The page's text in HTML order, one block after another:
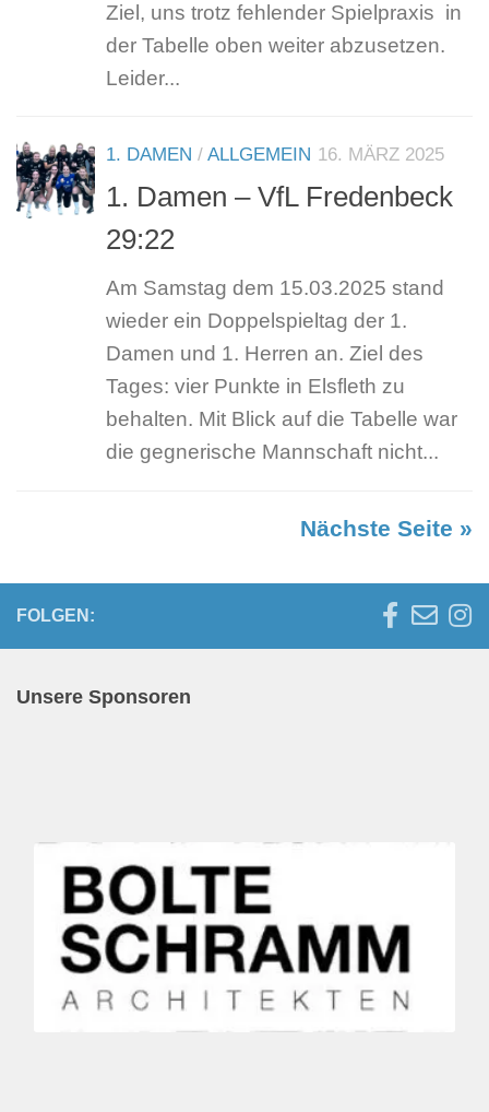
Ziel, uns trotz fehlender Spielpraxis in
der Tabelle oben weiter abzusetzen.
Leider...
1. DAMEN / ALLGEMEIN 16. MÄRZ 2025
1. Damen – VfL Fredenbeck
29:22
Am Samstag dem 15.03.2025 stand
wieder ein Doppelspieltag der 1.
Damen und 1. Herren an. Ziel des
Tages: vier Punkte in Elsfleth zu
behalten. Mit Blick auf die Tabelle war
die gegnerische Mannschaft nicht...
Nächste Seite »
FOLGEN:
Unsere Sponsoren